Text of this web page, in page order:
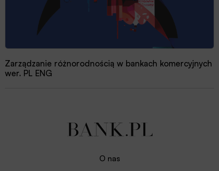
Zarządzanie różnorodnością w bankach komercyjnych
wer. PL ENG
O nas